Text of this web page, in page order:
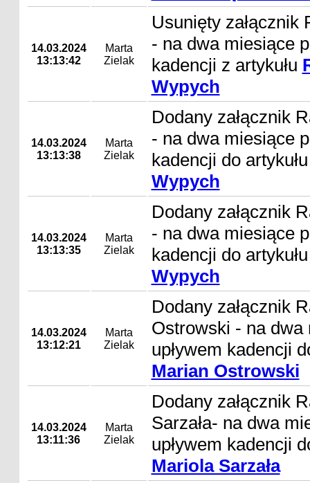
14.03.2024
13:13:42
Marta
Zielak
Usunięty
- na dwa miesiące
kadencji z artykułu
Wypych
14.03.2024
13:13:38
Marta
Zielak
Dodany załącznik
- na dwa miesiące
kadencji do
Wypych
14.03.2024
13:13:35
Marta
Zielak
Dodany załącznik
- na dwa miesiące
kadencji do
Wypych
14.03.2024
13:12:21
Marta
Zielak
Dodany załącznik
Ostrowski - na dwa
upływem kadencji
Marian Ostrowski
14.03.2024
13:11:36
Marta
Zielak
Dodany załącznik
Sarzała- na dwa
upływem kadencji
Mariola Sarzała